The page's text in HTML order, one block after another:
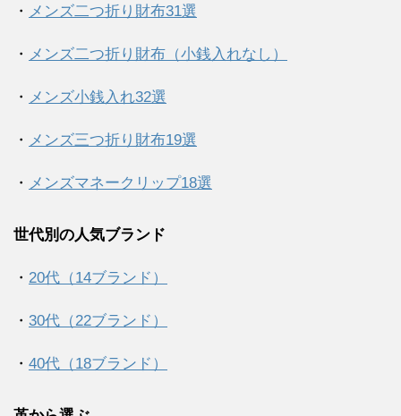
・ メンズ二つ折り財布31選
・ メンズ二つ折り財布（小銭入れなし）
・ メンズ小銭入れ32選
・ メンズ三つ折り財布19選
・ メンズマネークリップ18選
世代別の人気ブランド
・ 20代（14ブランド）
・ 30代（22ブランド）
・ 40代（18ブランド）